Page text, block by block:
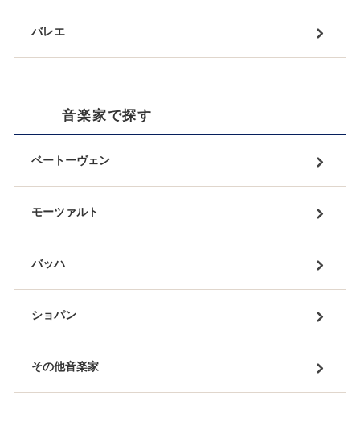
バレエ
音楽家で探す
ベートーヴェン
モーツァルト
バッハ
ショパン
その他音楽家